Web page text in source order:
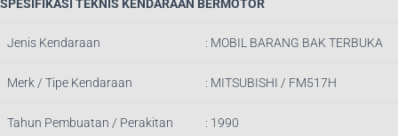
SPESIFIKASI TEKNIS KENDARAAN BERMOTOR
Jenis Kendaraan : MOBIL BARANG BAK TERBUKA
Merk / Tipe Kendaraan : MITSUBISHI / FM517H
Tahun Pembuatan / Perakitan : 1990